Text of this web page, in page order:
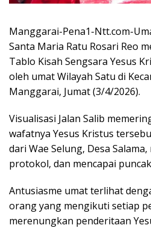
Manggarai-Pena1-Ntt.com-
Santa Maria Ratu Rosari Reo
Tablo Kisah Sengsara Yesus
oleh umat Wilayah Satu di
Manggarai, Jumat (3/4/2026).
Visualisasi Jalan Salib
wafatnya Yesus Kristus
dari Wae Selung, Desa
protokol, dan mencapai
Antusiasme umat terlihat
orang yang mengikuti setiap
merenungkan penderitaan